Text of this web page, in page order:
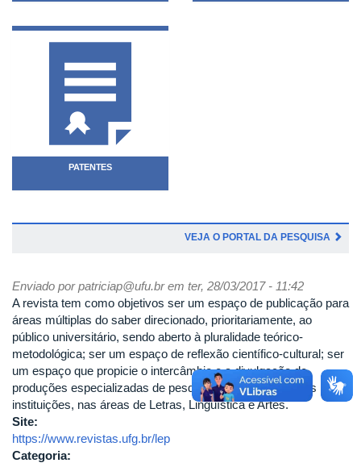
PATENTES
VEJA O PORTAL DA PESQUISA
Enviado porpatriciap@ufu.brem ter, 28/03/2017 - 11:42
A revista tem como objetivos ser um espaço de publicação para
áreas múltiplas do saber direcionado, prioritariamente, ao
público universitário, sendo aberto à pluralidade teórico-
metodológica; ser um espaço de reflexão científico-cultural; ser
um espaço que propicie o intercâmbio e a divulgação de
produções especializadas de pesquisadores de diferentes
instituições, nas áreas de Letras, Linguística e Artes.
Site:
https://www.revistas.ufg.br/lep
Categoria: